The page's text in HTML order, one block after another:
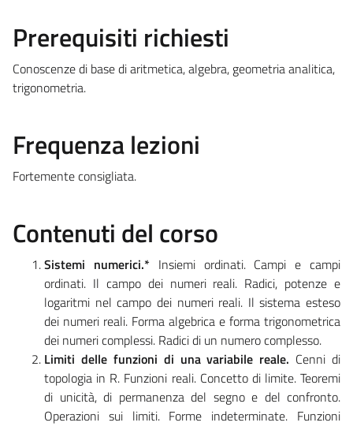
Prerequisiti richiesti
Conoscenze di base di aritmetica, algebra, geometria analitica,
trigonometria.
Frequenza lezioni
Fortemente consigliata.
Contenuti del corso
Sistemi numerici.*Insiemi ordinati. Campi e campi
ordinati. Il campo dei numeri reali. Radici, potenze e
logaritmi nel campo dei numeri reali. Il sistema esteso
dei numeri reali. Forma algebrica e forma trigonometrica
dei numeri complessi. Radici di un numero complesso.
Limiti delle funzioni di una variabile reale. Cenni di
topologia in R. Funzioni reali. Concetto di limite. Teoremi
di unicità, di permanenza del segno e del confronto.
Operazioni sui limiti. Forme indeterminate. Funzioni